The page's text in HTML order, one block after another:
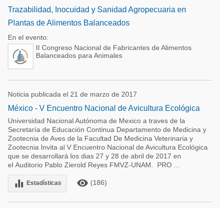
Trazabilidad, Inocuidad y Sanidad Agropecuaria en
Plantas de Alimentos Balanceados
En el evento:
II Congreso Nacional de Fabricantes de Alimentos
Balanceados para Animales
Noticia publicada el 21 de marzo de 2017
México - V Encuentro Nacional de Avicultura Ecológica
Universidad Nacional Autónoma de Mexico a traves de la
Secretaría de Educación Continua Departamento de Medicina y
Zootecnia de Aves de la Facultad De Medicina Veterinaria y
Zootecnia Invita al V Encuentro Nacional de Avicultura Ecológica
que se desarrollará los dias 27 y 28 de abril de 2017 en
el Auditorio Pablo Zierold Reyes FMVZ-UNAM. PRO ...
equalizer Estadísticas remove_red_eye (186)